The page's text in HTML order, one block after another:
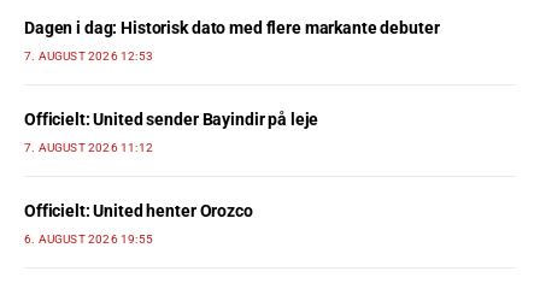
Dagen i dag: Historisk dato med flere markante debuter
7. AUGUST 2026 12:53
Officielt: United sender Bayindir på leje
7. AUGUST 2026 11:12
Officielt: United henter Orozco
6. AUGUST 2026 19:55